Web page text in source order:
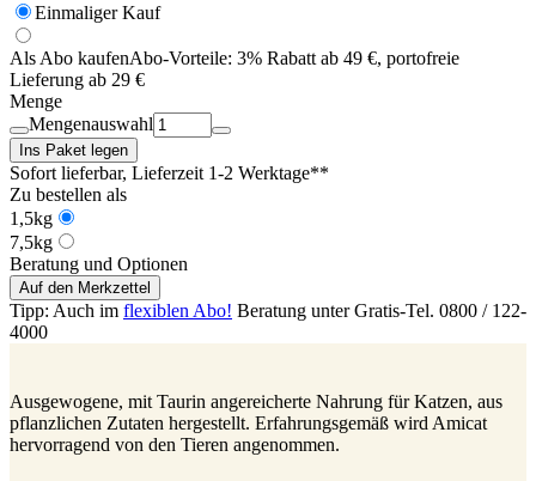
Einmaliger Kauf
Als Abo kaufenAbo-Vorteile: 3% Rabatt ab 49 €, portofreie
Lieferung ab 29 €
Menge
Mengenauswahl
Ins Paket legen
Sofort lieferbar, Lieferzeit 1-2 Werktage**
Zu bestellen als
1,5kg
7,5kg
Beratung und Optionen
Auf den Merkzettel
Tipp: Auch im flexiblen Abo! Beratung unter Gratis-Tel. 0800 / 122-
4000
Ausgewogene, mit Taurin angereicherte Nahrung für Katzen, aus
pflanzlichen Zutaten hergestellt. Erfahrungsgemäß wird Amicat
hervorragend von den Tieren angenommen.